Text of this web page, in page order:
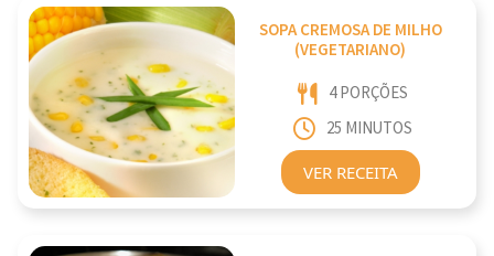
SOPA CREMOSA DE MILHO
(VEGETARIANO)
4 PORÇÕES
25 MINUTOS
VER RECEITA